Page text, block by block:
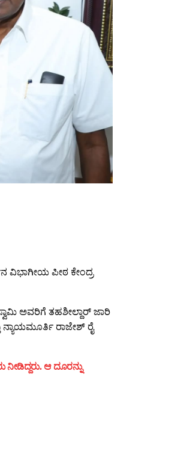
ವಿಭಾಗೀಯ ಪೀಠ ಕೇಂದ್ರ
ಅವರಿಗೆ ತಹಶೀಲ್ದಾರ್‌ ಜಾರಿ
ರಾಜೇಶ್‌ ರೈ
ಆ ದೂರನ್ನು